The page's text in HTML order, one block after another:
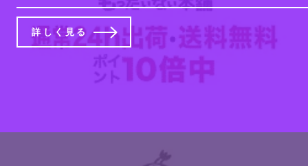
詳しく見る